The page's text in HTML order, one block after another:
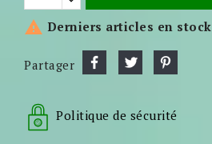
 Derniers articles en stock
Partager
Politique de sécurité